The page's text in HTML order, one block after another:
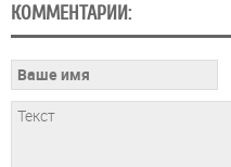
КОММЕНТАРИИ: